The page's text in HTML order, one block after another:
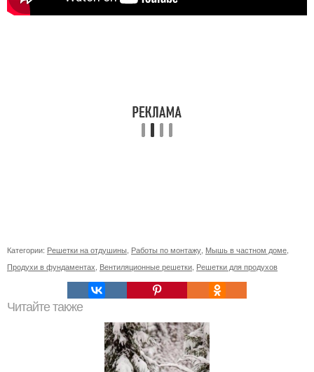
Категории: Решетки на отдушины Работы по монтажу Мышь в частном доме
Продухи в фундаментах Вентиляционные решетки Решетки для продухов
Читайте также